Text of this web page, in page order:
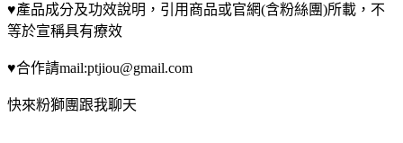
♥產品成分及功效說明，引用商品或官網(含粉絲團)所載，不
等於宣稱具有療效
♥合作請mail:ptjiou@gmail.com
快來粉獅團跟我聊天